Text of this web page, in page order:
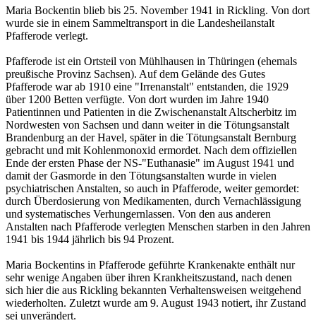
Maria Bockentin blieb bis 25. November 1941 in Rickling. Von dort
wurde sie in einem Sammeltransport in die Landesheilanstalt
Pfafferode verlegt.
Pfafferode ist ein Ortsteil von Mühlhausen in Thüringen (ehemals
preußische Provinz Sachsen). Auf dem Gelände des Gutes
Pfafferode war ab 1910 eine "Irrenanstalt" entstanden, die 1929
über 1200 Betten verfügte. Von dort wurden im Jahre 1940
Patientinnen und Patienten in die Zwischenanstalt Altscherbitz im
Nordwesten von Sachsen und dann weiter in die Tötungsanstalt
Brandenburg an der Havel, später in die Tötungsanstalt Bernburg
gebracht und mit Kohlenmonoxid ermordet. Nach dem offiziellen
Ende der ersten Phase der NS-"Euthanasie" im August 1941 und
damit der Gasmorde in den Tötungsanstalten wurde in vielen
psychiatrischen Anstalten, so auch in Pfafferode, weiter gemordet:
durch Überdosierung von Medikamenten, durch Vernachlässigung
und systematisches Verhungernlassen. Von den aus anderen
Anstalten nach Pfafferode verlegten Menschen starben in den Jahren
1941 bis 1944 jährlich bis 94 Prozent.
Maria Bockentins in Pfafferode geführte Krankenakte enthält nur
sehr wenige Angaben über ihren Krankheitszustand, nach denen
sich hier die aus Rickling bekannten Verhaltensweisen weitgehend
wiederholten. Zuletzt wurde am 9. August 1943 notiert, ihr Zustand
sei unverändert.